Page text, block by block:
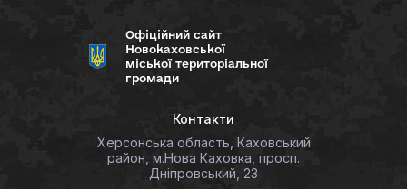
Офіційний сайт
Новокаховської
міської територіальної
громади
Контакти
Херсонська область, Каховський
район, м.Нова Каховка, просп.
Дніпровський, 23